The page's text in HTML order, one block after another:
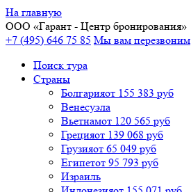
На главную
ООО «Гарант - Центр бронирования»
+7 (495) 646 75 85 Мы вам перезвоним
Поиск тура
Cтраны
Болгарияот 155 383 руб
Венесуэла
Вьетнамот 120 565 руб
Грецияот 139 068 руб
Грузияот 65 049 руб
Египетот 95 793 руб
Израиль